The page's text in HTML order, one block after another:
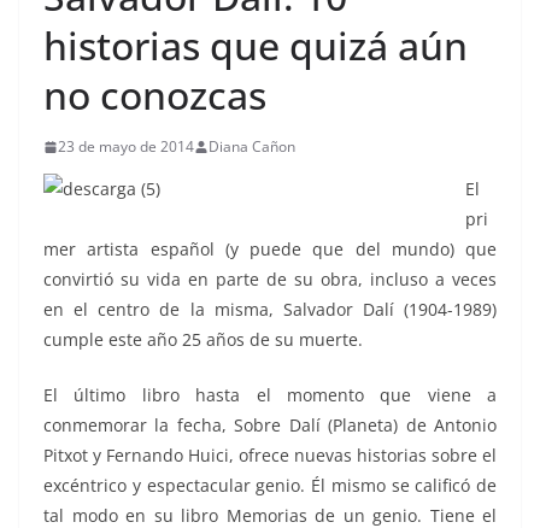
historias que quizá aún
no conozcas
23 de mayo de 2014 Diana Cañon
El
pri
mer artista español (y puede que del mundo) que
convirtió su vida en parte de su obra, incluso a veces
en el centro de la misma, Salvador Dalí (1904-1989)
cumple este año 25 años de su muerte.
El último libro hasta el momento que viene a
conmemorar la fecha, Sobre Dalí (Planeta) de Antonio
Pitxot y Fernando Huici, ofrece nuevas historias sobre el
excéntrico y espectacular genio. Él mismo se calificó de
tal modo en su libro Memorias de un genio. Tiene el